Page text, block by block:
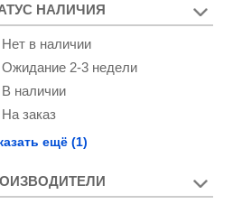
НАЛИЧИЯ
Нет в наличии
Ожидание 2-3 недели
В наличии
На заказ
Снят с производства
ещё (1)